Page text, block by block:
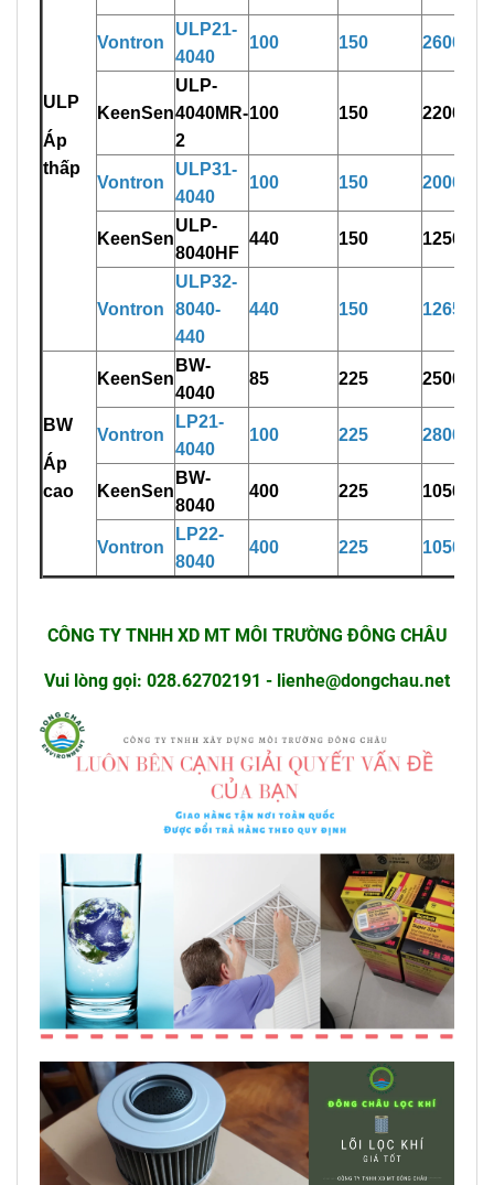
ULP
Áp
thấp
Vontron
U LP21-
4040
100 150 2600
KeenSen
ULP-
4040M R-
2
100 150 2200
Vontron
ULP31-
4040
100 150 2000
KeenSen
U LP-
8040HF
440 150 12500
Vontron
ULP32-
8040-
440
440 150 12650
BW
Áp
cao
KeenSen
BW-
4040
85 225 2500
Vontron
LP21-
4040
100 225 2800
KeenSen
BW-
8040
400 225 10500
Vontron
LP22-
8040
400 225 10500
CÔNG TY TNHH XD MT MÔI TRƯỜNG ĐÔNG CHÂU
Vui lòng gọi: 028.62702191 - lienhe@dongchau.net